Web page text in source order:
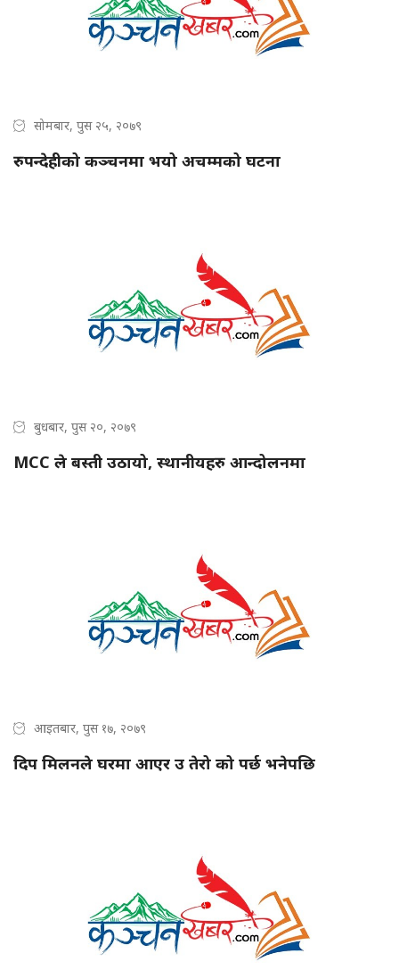
सोमबार, पुस २५, २०७९
रुपन्देहीको कञ्चनमा भयो अचम्मको घटना
बुधबार, पुस २०, २०७९
MCC ले बस्ती उठायो, स्थानीयहरु आन्दोलनमा
आइतबार, पुस १७, २०७९
दिप मिलनले घरमा आएर उ तेरो को पर्छ भनेपछि